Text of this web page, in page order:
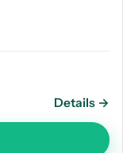
Details →